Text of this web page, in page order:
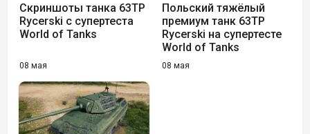
Скриншоты танка 63TP
Rycerski с супертеста
World of Tanks
08 мая
Польский тяжёлый
премиум танк 63TP
Rycerski на супертесте
World of Tanks
08 мая